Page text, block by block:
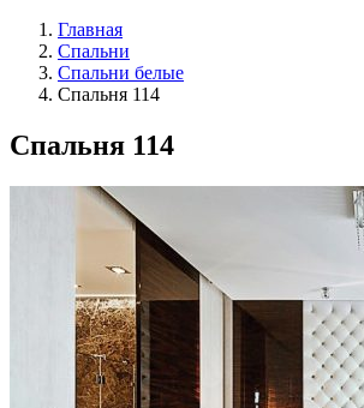
Главная
Спальни
Спальни белые
Спальня 114
Спальня 114